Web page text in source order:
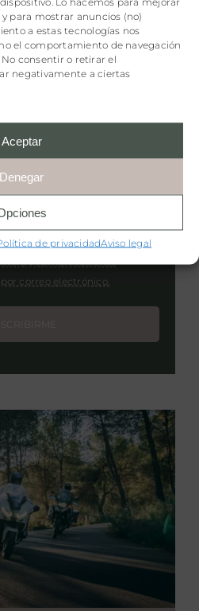
para mostrar anuncios (no)
a estas tecnologías nos
el comportamiento de navegación
consentir o retirar el
negativamente a ciertas
Aceptar
Denegar
de privacidadAviso legal
y comunicaciones
correo electrónico.